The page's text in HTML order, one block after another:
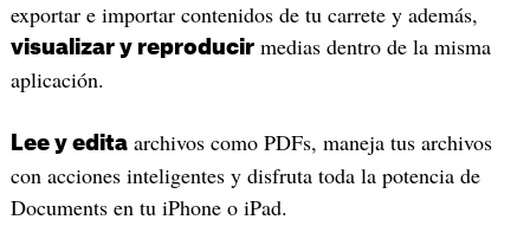
exportar e importar contenidos de tu carrete y además,
visualizar y reproducirmedias dentro de la misma
aplicación.
Lee y editaarchivos como PDFs, maneja tus archivos
con acciones inteligentes y disfruta toda la potencia de
Documents en tu iPhone o iPad.